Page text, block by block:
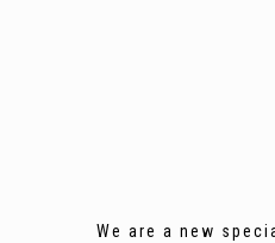
We are a new